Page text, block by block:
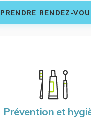
PRENDRE RENDEZ-
Prévention et